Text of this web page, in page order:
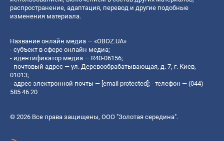
распространение, адаптация, перевод и другие подобные
изменения материала.
Название онлайн медиа — «OBOZ.UA»
- субъект в сфере онлайн медиа;
- идентификатор медиа — R40-06156;
- почтовый адрес — ул. Деревообрабатывающая, д. 7, г. Киев,
01013;
- адрес электронной почты — [email protected]; - телефон — (044)
585 46 20
© 2026 Все права защищены, ООО "Золотая середина".